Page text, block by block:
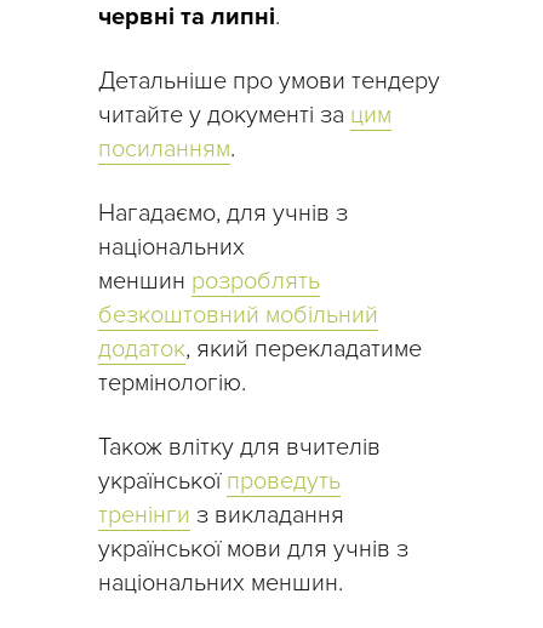
червні та липні.
Детальніше про умови тендеру
читайте у документі за цим
посиланням.
Нагадаємо, для учнів з
національних
меншин розроблять
безкоштовний мобільний
додаток, який перекладатиме
термінологію.
Також влітку для вчителів
української проведуть
тренінги з викладання
української мови для учнів з
національних меншин.